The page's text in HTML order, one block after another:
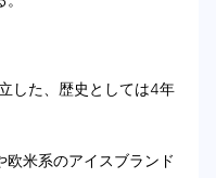
した、歴史としては4年
欧米系のアイスブランド